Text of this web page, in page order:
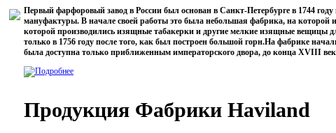
Первый фарфоровый завод в России был основан в Санкт-Петербурге в 1744
мануфактуры. В начале своей работы это была небольшая фабрика, на
которой производились изящные табакерки и другие мелкие изящные вещицы
только в 1756 году после того, как был построен большой горн.На фабрике
была доступна только приближенным императорского двора, до конца ХVIII
Продукция Фабрики Haviland